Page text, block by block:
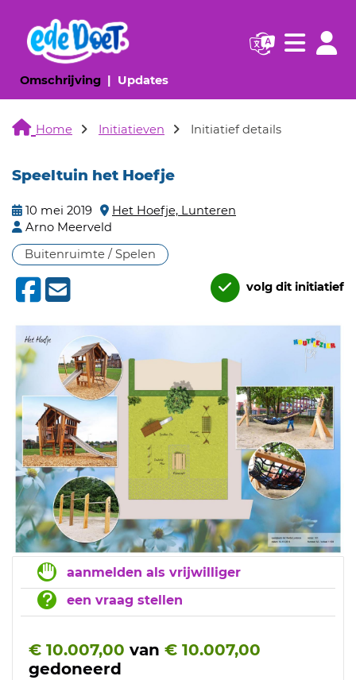
Omschrijving(huidige pagina)
Updates(huidige pagina)
Navigatie
Home Initiatieven Initiatief details
Speeltuin het Hoefje
10 mei 2019
Het Hoefje, Lunteren
Arno Meerveld
Buitenruimte / Spelen
volg dit initiatief
aanmelden als vrijwilliger
een vraag stellen
€ 10.007,00 van € 10.007,00
gedoneerd